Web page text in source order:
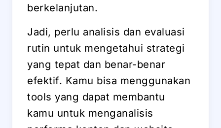
berkelanjutan.
Jadi, perlu analisis dan evaluasi
rutin untuk mengetahui strategi
yang tepat dan benar-benar
efektif. Kamu bisa menggunakan
tools yang dapat membantu
kamu untuk menganalisis